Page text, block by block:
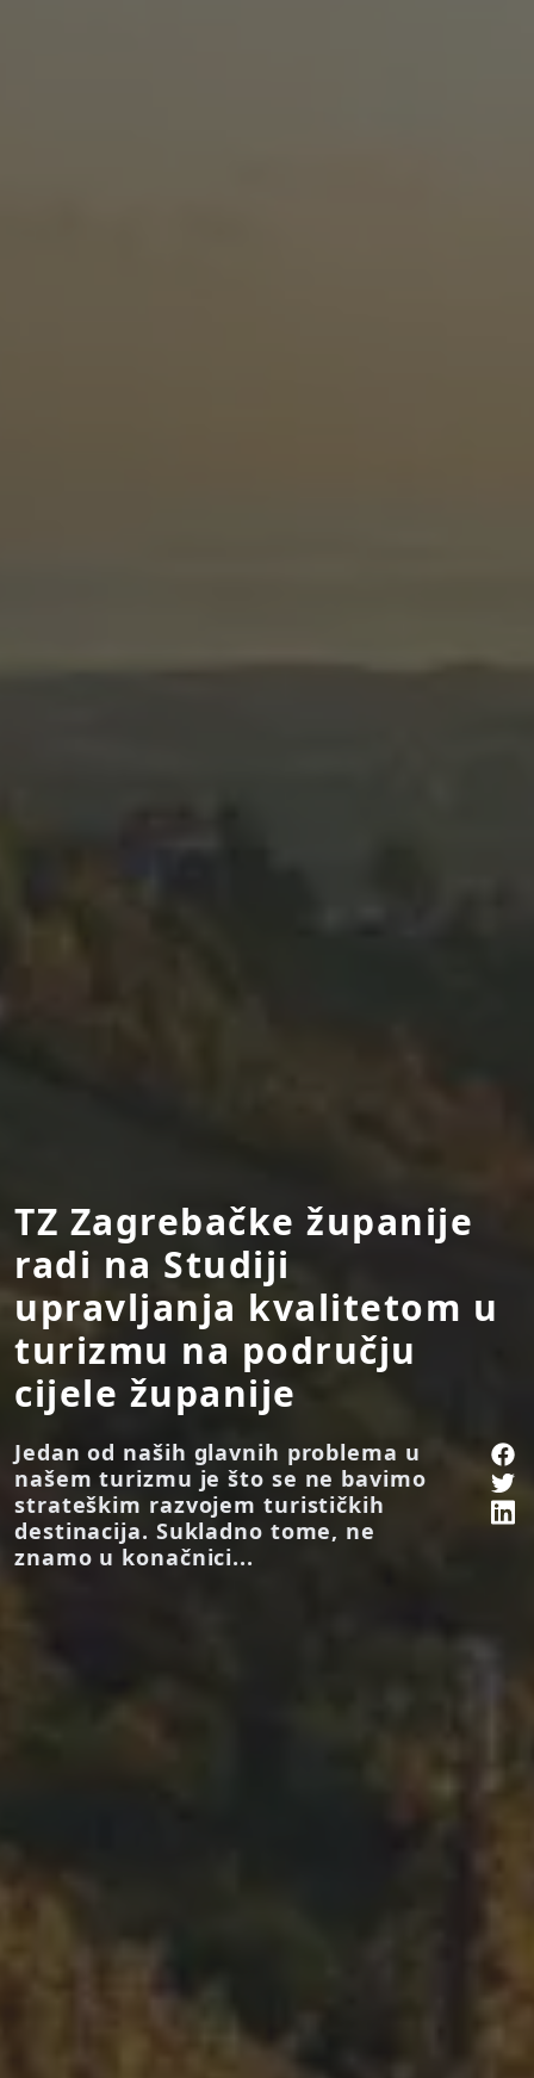
TZ Zagrebačke županije
radi na Studiji
upravljanja kvalitetom u
turizmu na području
cijele županije
Jedan od naših glavnih problema u
našem turizmu je što se ne bavimo
strateškim razvojem turističkih
destinacija. Sukladno tome, ne
znamo u konačnici...